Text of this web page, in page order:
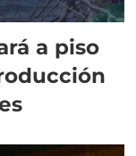
a piso